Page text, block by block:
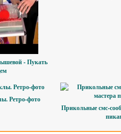
- Пукать
Ретро-фото
Прикольные смс-